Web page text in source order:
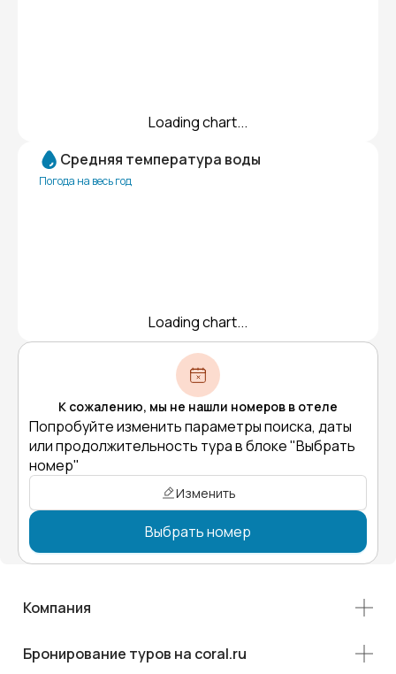
Loading chart...
Средняя температура воды
Погода на весь год
Loading chart...
К сожалению, мы не нашли номеров в отеле
Попробуйте изменить параметры поиска, даты
или продолжительность тура в блоке "Выбрать
номер"
Изменить
Выбрать номер
Компания
Бронирование туров на coral.ru